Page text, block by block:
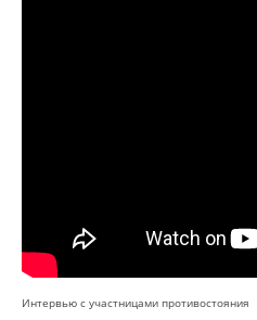
Интервью с участницами противостояния